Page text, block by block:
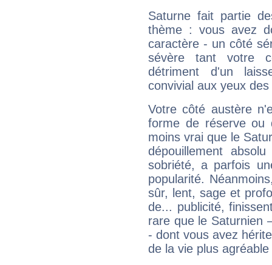
Saturne fait partie
thème : vous avez
caractère - un côté
sévère tant votre
détriment d'un
convivial aux yeux
Votre côté austère
forme de réserve
moins vrai que le
dépouillement
sobriété, a parfois
popularité.
sûr, lent, sage et
de... publicité,
rare que le Saturnien
- dont vous avez
de la vie plus